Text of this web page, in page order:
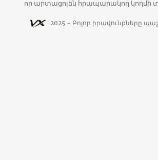
որ արտացոլեն հրապարակող կողմի
2025 - Բոլոր իրավունքները